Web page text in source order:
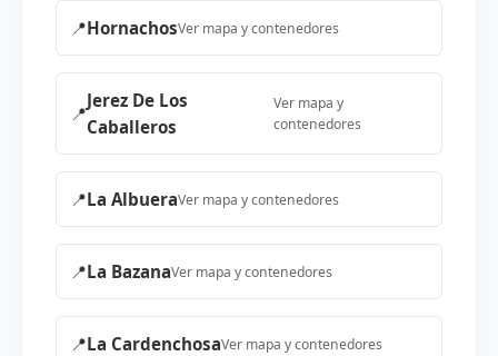
📍HornachosVer mapa y contenedores
📍
Jerez De Los
Caballeros
Ver mapa y
contenedores
📍La AlbueraVer mapa y contenedores
📍La BazanaVer mapa y contenedores
📍La CardenchosaVer mapa y contenedores